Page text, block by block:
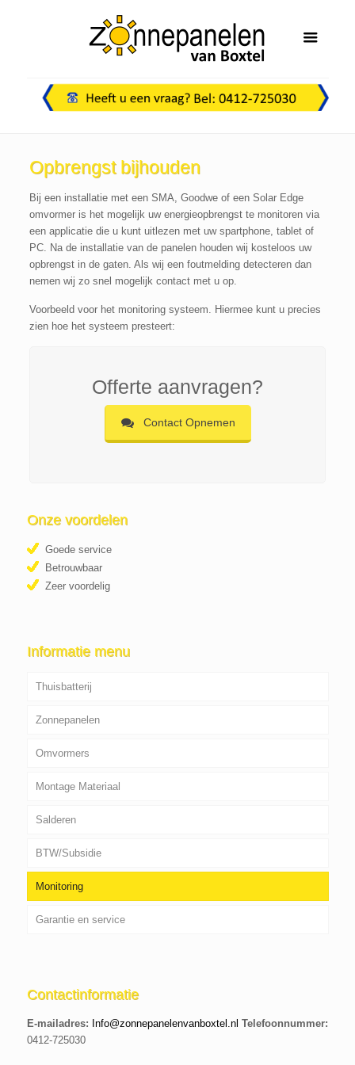
Opbrengst bijhouden
Bij een installatie met een SMA, Goodwe of een Solar Edge
omvormer is het mogelijk uw energieopbrengst te monitoren via
een applicatie die u kunt uitlezen met uw spartphone, tablet of
PC. Na de installatie van de panelen houden wij kosteloos uw
opbrengst in de gaten. Als wij een foutmelding detecteren dan
nemen wij zo snel mogelijk contact met u op.
Voorbeeld voor het monitoring systeem. Hiermee kunt u precies
zien hoe het systeem presteert:
Offerte aanvragen?
Contact Opnemen
Onze voordelen
Goede service
Betrouwbaar
Zeer voordelig
Informatie menu
Thuisbatterij
Zonnepanelen
Omvormers
Montage Materiaal
Salderen
BTW/Subsidie
Monitoring
Garantie en service
Contactinformatie
E-mailadres: Info@zonnepanelenvanboxtel.nl Telefoonnummer:
0412-725030